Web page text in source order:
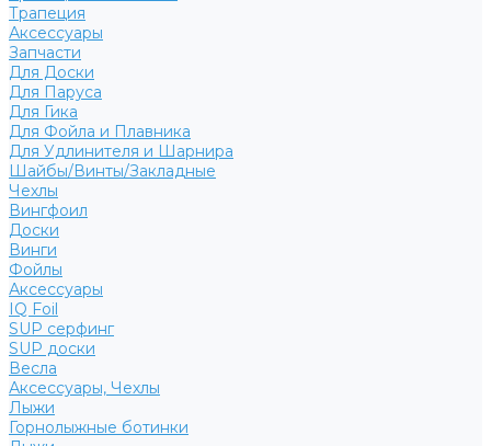
Трапеция
Аксессуары
Запчасти
Для Доски
Для Паруса
Для Гика
Для Фойла и Плавника
Для Удлинителя и Шарнира
Шайбы/Винты/Закладные
Чехлы
Вингфоил
Доски
Винги
Фойлы
Аксессуары
IQ Foil
SUP серфинг
SUP доски
Весла
Аксессуары, Чехлы
Лыжи
Горнолыжные ботинки